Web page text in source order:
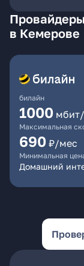
в Кемерове
билайн
1000
Максимальная
690 ₽/мес
Минимальная
Домашний